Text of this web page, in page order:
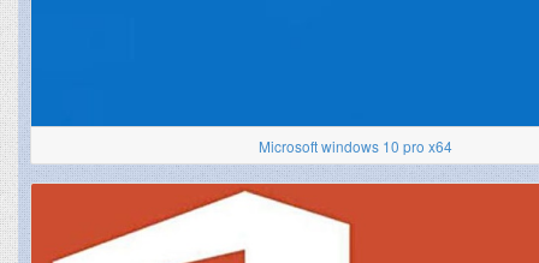
Microsoft windows 10 pro x64